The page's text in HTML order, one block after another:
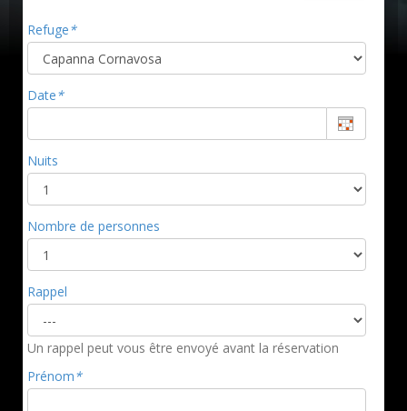
Refuge*
Date*
Nuits
Nombre de personnes
Rappel
Un rappel peut vous être envoyé avant la réservation
Prénom*